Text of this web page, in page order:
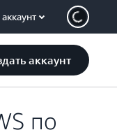
аккаунт
по